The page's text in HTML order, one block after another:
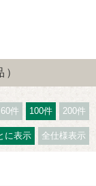
60件 100件 200件
に表示 全仕様表示